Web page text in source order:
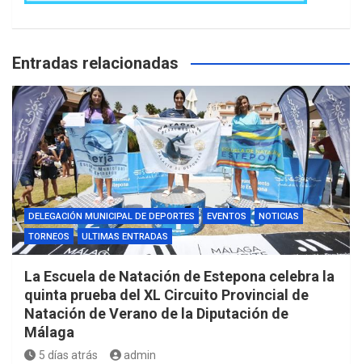
Entradas relacionadas
DELEGACIÓN MUNICIPAL DE DEPORTES EVENTOS
NOTICIAS
TORNEOS
ULTIMAS ENTRADAS
La Escuela de Natación de Estepona celebra la
quinta prueba del XL Circuito Provincial de
Natación de Verano de la Diputación de
Málaga
5 días atrás admin